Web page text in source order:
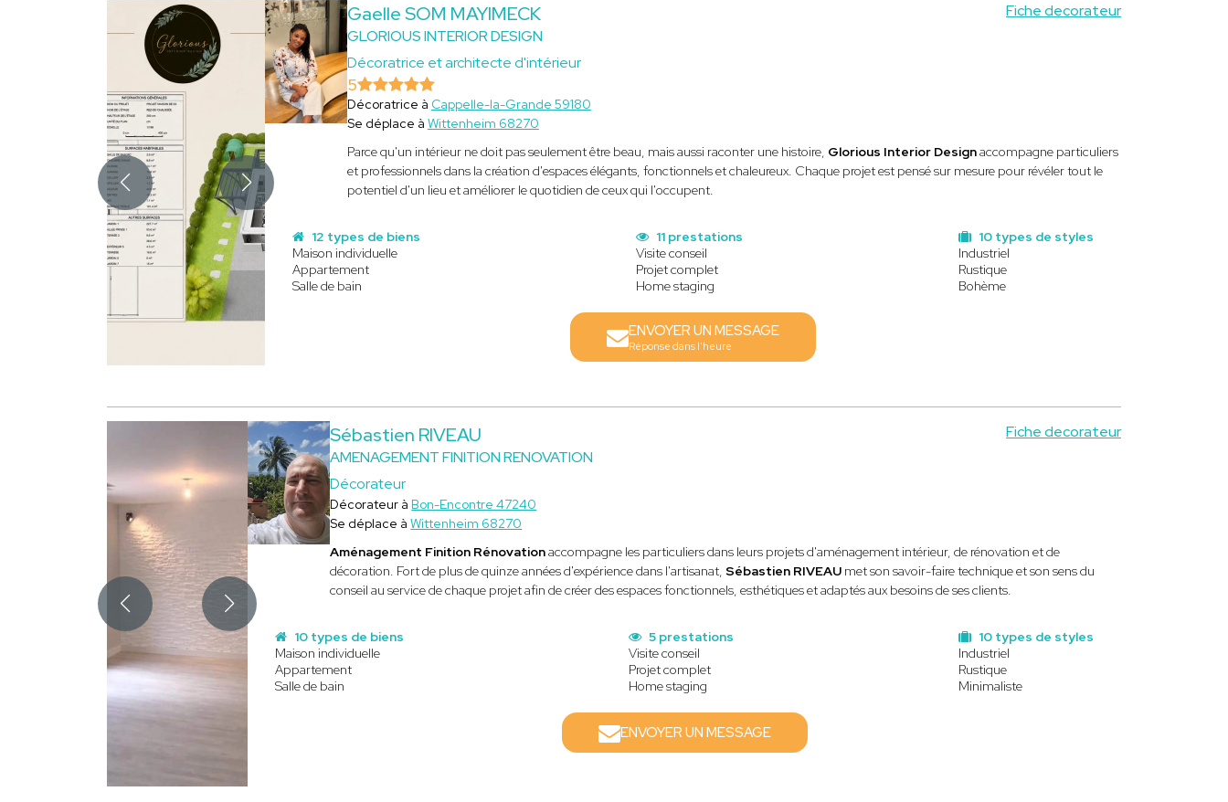
Gaelle SOM MAYIMECK
GLORIOUS INTERIOR DESIGN
Décoratrice et architecte d'intérieur
Fiche decorateur
5
Décoratrice à Cappelle-la-Grande 59180
Se déplace à Wittenheim 68270
Parce qu'un intérieur ne doit pas seulement être beau, mais aussi raconter une histoire, Glorious Interior Designaccompagne particuliers
et professionnels dans la création d'espaces élégants, fonctionnels et chaleureux. Chaque projet est pensé sur mesure pour révéler tout le
potentiel d'un lieu et améliorer le quotidien de ceux qui l'occupent.
12 types de biens
Maison individuelle
Appartement
Salle de bain
10 types de styles
Industriel
Rustique
Bohème
11 prestations
Visite conseil
Projet complet
Home staging
ENVOYER UN MESSAGE
Réponse dans l'heure
Sébastien RIVEAU
AMENAGEMENT FINITION RENOVATION
Décorateur
Fiche decorateur
Décorateur à Bon-Encontre 47240
Se déplace àWittenheim 68270
Aménagement Finition Rénovationaccompagne les particuliers dans leurs projets d'aménagement intérieur, de rénovation et de
décoration. Fort de plus de quinze années d'expérience dans l'artisanat,Sébastien RIVEAU met son savoir-faire technique et son sens du
conseil au service de chaque projet afin de créer des espaces fonctionnels, esthétiques et adaptés aux besoins de ses clients.
10 types de biens
Maison individuelle
Appartement
Salle de bain
10 types de styles
Industriel
Rustique
Minimaliste
5 prestations
Visite conseil
Projet complet
Home staging
ENVOYER UN MESSAGE